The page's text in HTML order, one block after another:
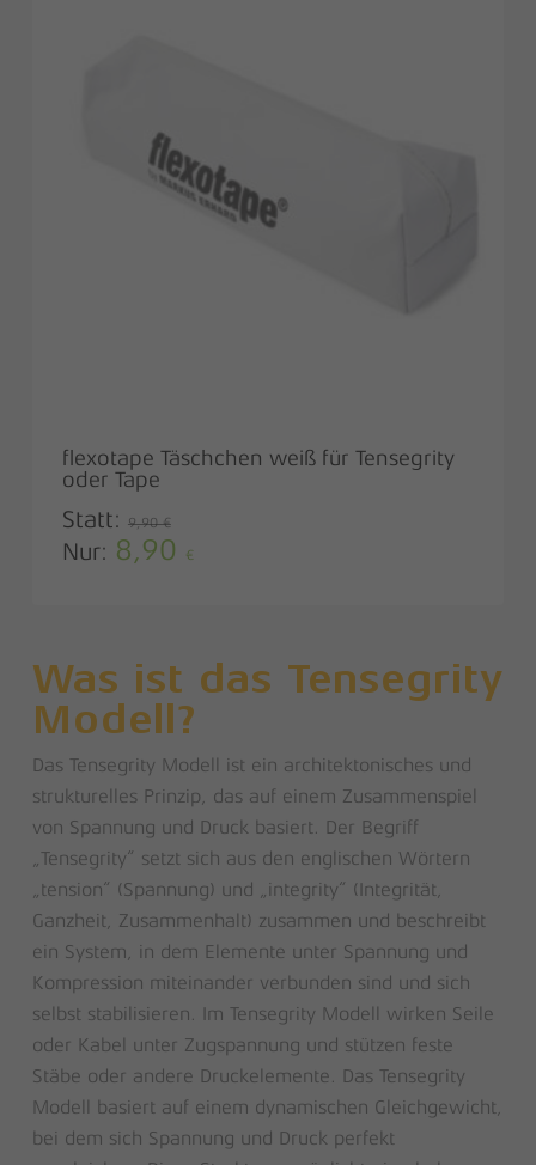
flexotape Täschchen weiß für Tensegrity
oder Tape
Statt: 9,90€
Ursprünglicher
Nur: 8,90 €Aktueller
Was ist das Tensegrity
Modell?
Das Tensegrity Modell ist ein architektonisches und
strukturelles Prinzip, das auf einem Zusammenspiel
von Spannung und Druck basiert. Der Begriff
„Tensegrity“ setzt sich aus den englischen Wörtern
„tension“ (Spannung) und „integrity“ (Integrität,
Ganzheit, Zusammenhalt) zusammen und beschreibt
ein System, in dem Elemente unter Spannung und
Kompression miteinander verbunden sind und sich
selbst stabilisieren. Im Tensegrity Modell wirken Seile
oder Kabel unter Zugspannung und stützen feste
Stäbe oder andere Druckelemente. Das Tensegrity
Modell basiert auf einem dynamischen Gleichgewicht,
bei dem sich Spannung und Druck perfekt